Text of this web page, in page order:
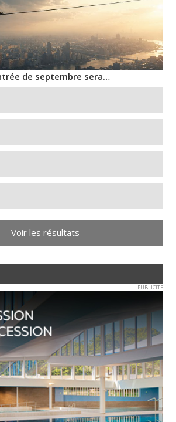
de septembre sera…
Voir les résultats
PUBLICITE